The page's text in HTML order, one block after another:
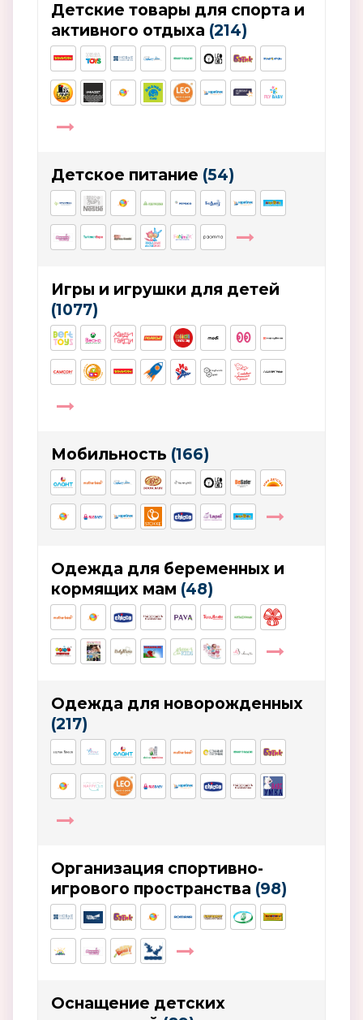
Детские товары для спорта и
активного отдыха (214)
Детское питание (54)
Игры и игрушки для детей
(1077)
Мобильность (166)
Одежда для беременных и
кормящих мам (48)
Одежда для новорожденных
(217)
Организация спортивно-
игрового пространства (98)
Оснащение детских